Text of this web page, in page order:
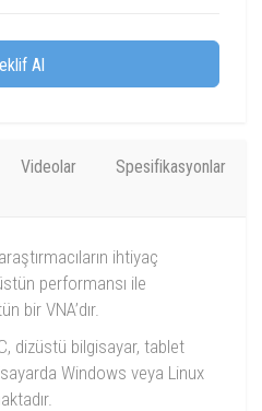
Al
Videolar Spesifikasyonlar
ihtiyaç
performansı ile
bir VNA’dır.
dizüstü bilgisayar, tablet
Windows veya Linux